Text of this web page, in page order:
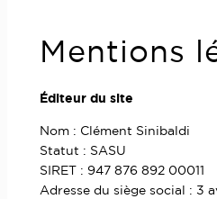
Mentions
Éditeur du site
Nom : Clément Sinibaldi
Statut : SASU
SIRET : 947 876 892 00011
Adresse du siège social : 3